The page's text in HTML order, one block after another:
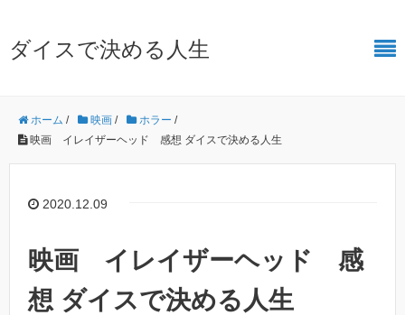
ダイスで決める人生
ホーム / 映画 / ホラー /
映画 イレイザーヘッド 感想 ダイスで決める人生
2020.12.09
映画 イレイザーヘッド 感
想 ダイスで決める人生